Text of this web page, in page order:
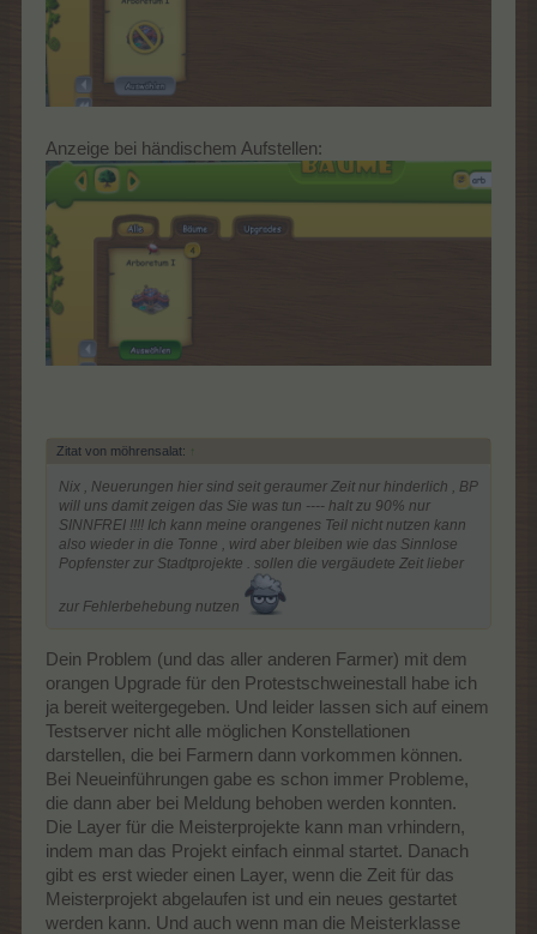
Anzeige bei händischem Aufstellen:
Zitat von möhrensalat: ↑
Nix , Neuerungen hier sind seit geraumer Zeit nur hinderlich , BP
will uns damit zeigen das Sie was tun ---- halt zu 90% nur
SINNFREI !!!! Ich kann meine orangenes Teil nicht nutzen kann
also wieder in die Tonne , wird aber bleiben wie das Sinnlose
Popfenster zur Stadtprojekte . sollen die vergäudete Zeit lieber
zur Fehlerbehebung nutzen
Dein Problem (und das aller anderen Farmer) mit dem
orangen Upgrade für den Protestschweinestall habe ich
ja bereit weitergegeben. Und leider lassen sich auf einem
Testserver nicht alle möglichen Konstellationen
darstellen, die bei Farmern dann vorkommen können.
Bei Neueinführungen gabe es schon immer Probleme,
die dann aber bei Meldung behoben werden konnten.
Die Layer für die Meisterprojekte kann man vrhindern,
indem man das Projekt einfach einmal startet. Danach
gibt es erst wieder einen Layer, wenn die Zeit für das
Meisterprojekt abgelaufen ist und ein neues gestartet
werden kann. Und auch wenn man die Meisterklasse